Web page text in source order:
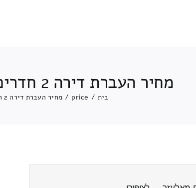
מחיר העברת דירה 2 חדרים מאלעזר ← לציפורי
בית /
price
/ מחיר העברת דירה 2 חדרים מאלעזר ← לציפורי